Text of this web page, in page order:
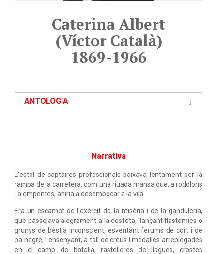
Caterina Albert
(Víctor Català)
1869-1966
ANTOLOGIA
Narrativa
L'estol de captaires professionals baixava lentament per la
rampa de la carretera, com una riuada mansa que, a rodolons
i a empentes, aniria a desembocar a la vila.
Era un escamot de l'exèrcit de la misèria i de la ganduleria,
que passejava alegrement a la desfeta, llançant flastomies o
grunys de bèstia inconscient, esventant ferums de cort i de
pa negre, i ensenyant, a tall de creus i medalles arreplegades
en el camp de batalla, rastelleres de llagues, crostes